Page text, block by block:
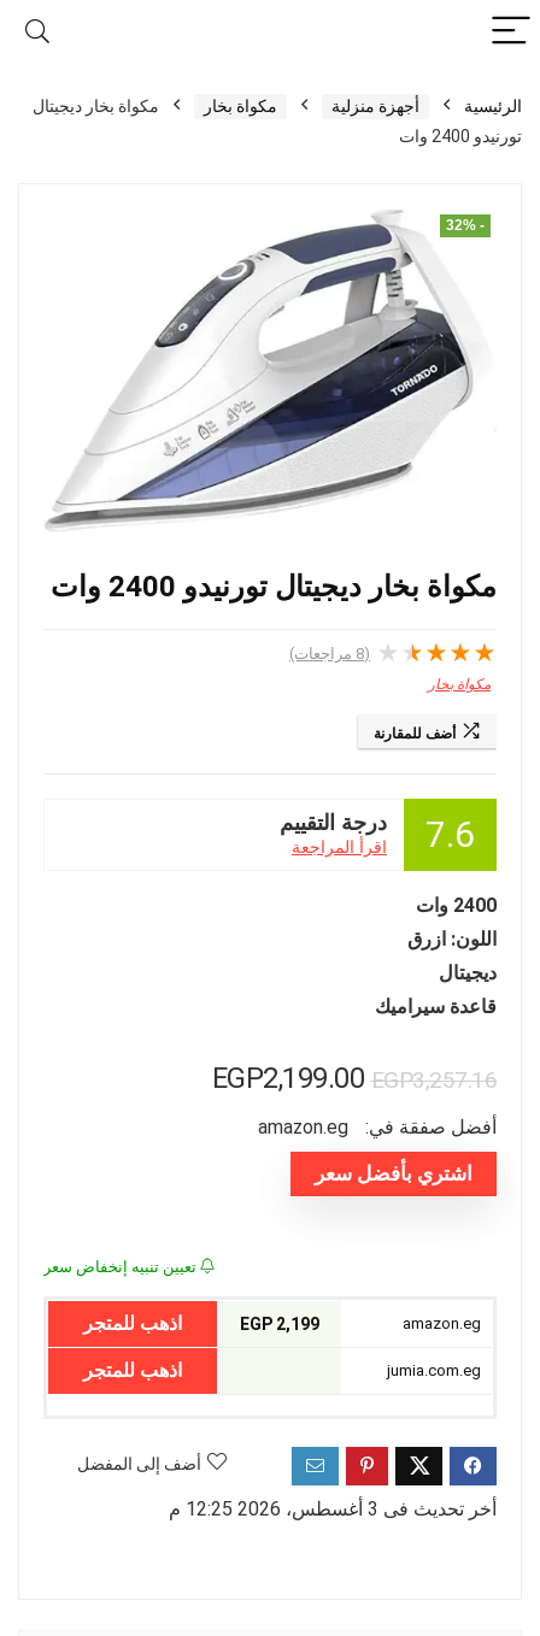
الرئيسية أجهزة منزلية مكواة بخار
مكواة بخار ديجيتال
تورنيدو 2400 وات
- 32%
مكواة بخار ديجيتال تورنيدو 2400 وات
★
★
★
★
★
(
8 مراجعات)
مكواة بخار
أضف للمقارنة
7.6 درجة التقييم
اقرأ المراجعة
2400 وات
اللون: ازرق
ديجيتال
قاعدة سيراميك
EGP3,257.16
السعر
هو:
EGP3,257.16.
EGP2,199.00
أفضل صفقة في: amazon.eg
اشتري بأفضل سعر
تعيين تنبيه إنخفاض سعر
2,199 EGP اذهب للمتجر
اذهب للمتجر
أضف إلى المفضل
أخر تحديث فى 3 أغسطس، 2026 12:25 م